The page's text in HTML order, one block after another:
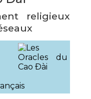
religieux